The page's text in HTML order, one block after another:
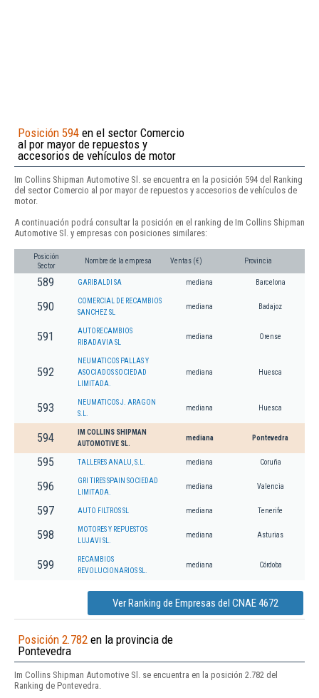
Posición 594 en el sector Comercio
al por mayor de repuestos y
accesorios de vehículos de motor
Im Collins Shipman Automotive Sl. se encuentra en la posición 594 del Ranking
del sector Comercio al por mayor de repuestos y accesorios de vehículos de
motor.
A continuación podrá consultar la posición en el ranking de Im Collins Shipman
Automotive Sl. y empresas con posiciones similares:
Posición
Sector
Nombre de la empresa Ventas (€) Provincia
589 GARIBALDI SA mediana Barcelona
590
COMERCIAL DE RECAMBIOS
SANCHEZ SL
mediana Badajoz
591
AUTORECAMBIOS
RIBADAVIA SL
mediana Orense
592
NEUMATICOS PALLAS Y
ASOCIADOS SOCIEDAD
LIMITADA.
mediana Huesca
593
NEUMATICOS J. ARAGON
S.L.
mediana Huesca
594
IM COLLINS SHIPMAN
AUTOMOTIVE SL.
mediana Pontevedra
595 TALLERES ANALU, S.L. mediana Coruña
596
GRI TIRES SPAIN SOCIEDAD
LIMITADA.
mediana Valencia
597 AUTO FILTROS SL mediana Tenerife
598
MOTORES Y REPUESTOS
LUJAVI SL.
mediana Asturias
599
RECAMBIOS
REVOLUCIONARIOS SL.
mediana Córdoba
Ver Ranking de Empresas del CNAE 4672
Posición 2.782 en la provincia de
Pontevedra
Im Collins Shipman Automotive Sl. se encuentra en la posición 2.782 del
Ranking de Pontevedra.